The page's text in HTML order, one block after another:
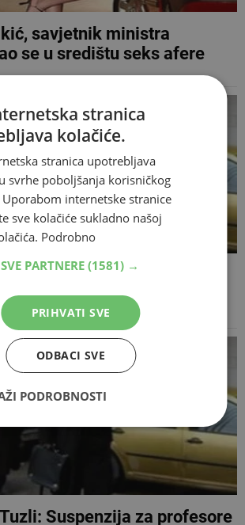
savjetnik ministra
se u središtu seks afere
profesori Lučić i Golić
Suspenzija za profesore
stranica
kolačiće.
stranica upotrebljava
svrhe poboljšanja korisničkog
Uporabom internetske stranice
sve kolačiće sukladno našoj
Podrobno
PARTNERE (1581) →
PRIHVATI SVE
ODBACI SVE
PODROBNOSTI